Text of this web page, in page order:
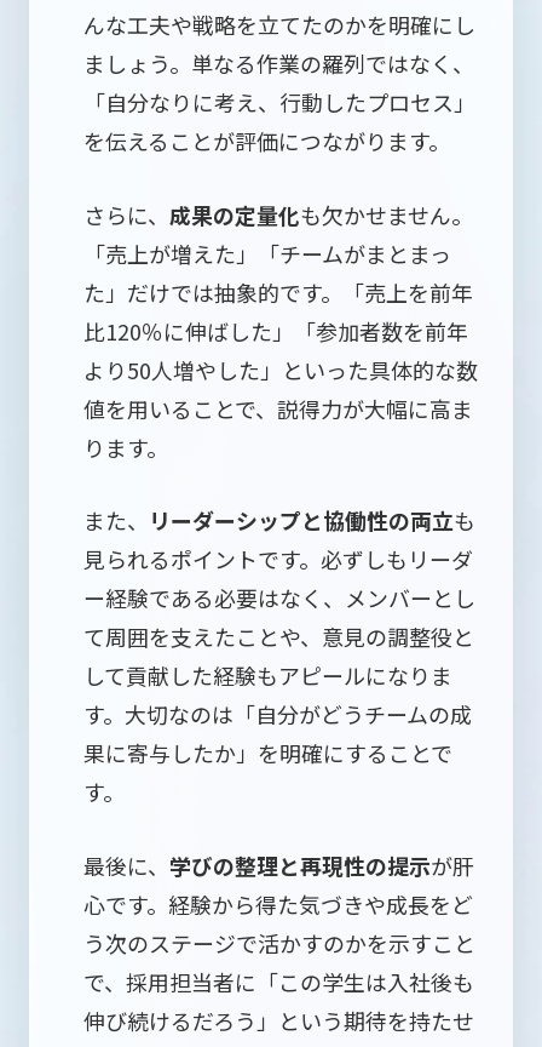
んな工夫や戦略を立てたのかを明確にし
ましょう。単なる作業の羅列ではなく、
「自分なりに考え、行動したプロセス」
を伝えることが評価につながります。
さらに、 成果の定量化も欠かせません。
「売上が増えた」「チームがまとまっ
た」だけでは抽象的です。「売上を前年
比120％に伸ばした」「参加者数を前年
より50人増やした」といった具体的な数
値を用いることで、説得力が大幅に高ま
ります。
また、 リーダーシップと協働性の両立も
見られるポイントです。必ずしもリーダ
ー経験である必要はなく、メンバーとし
て周囲を支えたことや、意見の調整役と
して貢献した経験もアピールになりま
す。大切なのは「自分がどうチームの成
果に寄与したか」を明確にすることで
す。
最後に、 学びの整理と再現性の提示が肝
心です。経験から得た気づきや成長をど
う次のステージで活かすのかを示すこと
で、採用担当者に「この学生は入社後も
伸び続けるだろう」という期待を持たせ